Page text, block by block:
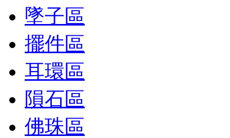
墜子區
擺件區
耳環區
隕石區
佛珠區